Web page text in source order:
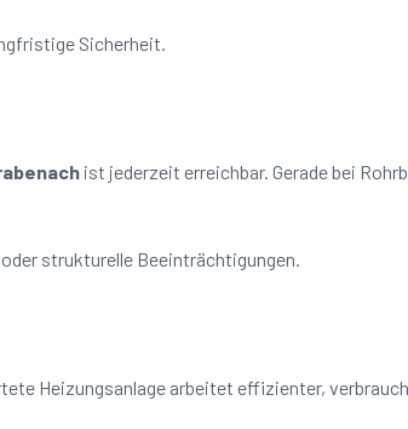
Sicherheit.
ist jederzeit erreichbar. Gerade bei
strukturelle Beeinträchtigungen.
Heizungsanlage arbeitet effizienter,